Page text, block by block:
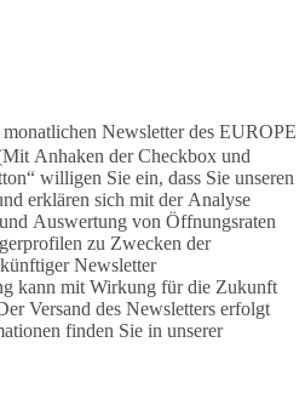
Anhaken der Checkbox und
willigen Sie ein, dass Sie unseren
erklären sich mit der Analyse
Auswertung von Öffnungsraten
zu Zwecken der
Newsletter
kann mit Wirkung für die Zukunft
Versand des Newsletters erfolgt
finden Sie in unserer